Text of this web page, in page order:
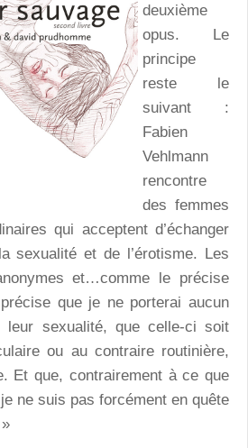
deuxième
opus. Le
principe
reste le
suivant :
Fabien
Vehlmann
rencontre
des femmes
qui acceptent d’échanger
sexualité et de l’érotisme. Les
et…comme le précise
que je ne porterai aucun
leur sexualité, que celle-ci soit
ou au contraire routinière,
Et que, contrairement à ce que
ne suis pas forcément en quête